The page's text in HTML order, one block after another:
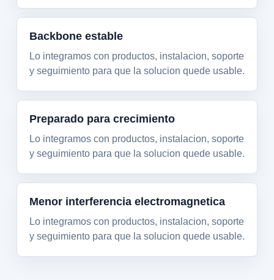
Backbone estable
Lo integramos con productos, instalacion, soporte
y seguimiento para que la solucion quede usable.
Preparado para crecimiento
Lo integramos con productos, instalacion, soporte
y seguimiento para que la solucion quede usable.
Menor interferencia electromagnetica
Lo integramos con productos, instalacion, soporte
y seguimiento para que la solucion quede usable.